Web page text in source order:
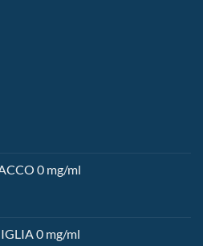
0 mg/ml
0 mg/ml